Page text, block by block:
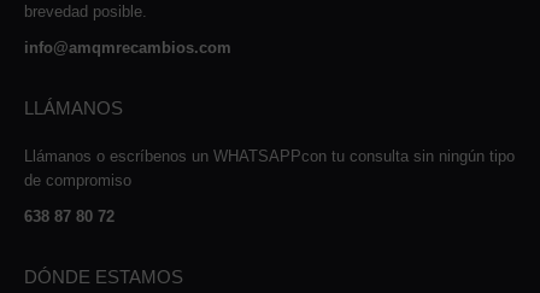
brevedad posible.
info@amqmrecambios.com
LLÁMANOS
Llámanos o escríbenos un WHATSAPPcon tu consulta sin ningún tipo
de compromiso
638 87 80 72
DÓNDE ESTAMOS